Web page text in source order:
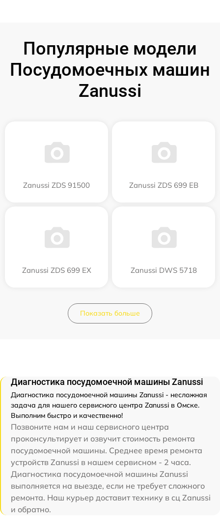
Популярные модели
Посудомоечных машин
Zanussi
Zanussi ZDS 91500 Zanussi ZDS 699 EB
Zanussi ZDS 699 EX Zanussi DWS 5718
Показать больше
Диагностика посудомоечной машины Zanussi
Диагностика посудомоечной машины Zanussi - несложная
задача для нашего сервисного центра Zanussi в Омске.
Выполним быстро и качественно!
Позвоните нам и наш сервисного центра
проконсультирует и озвучит стоимость ремонта
посудомоечной машины. Среднее время ремонта
устройств Zanussi в нашем сервисном - 2 часа.
Диагностика посудомоечной машины Zanussi
выполняется на выезде, если не требует сложного
ремонта. Наш курьер доставит технику в сц Zanussi
и обратно.